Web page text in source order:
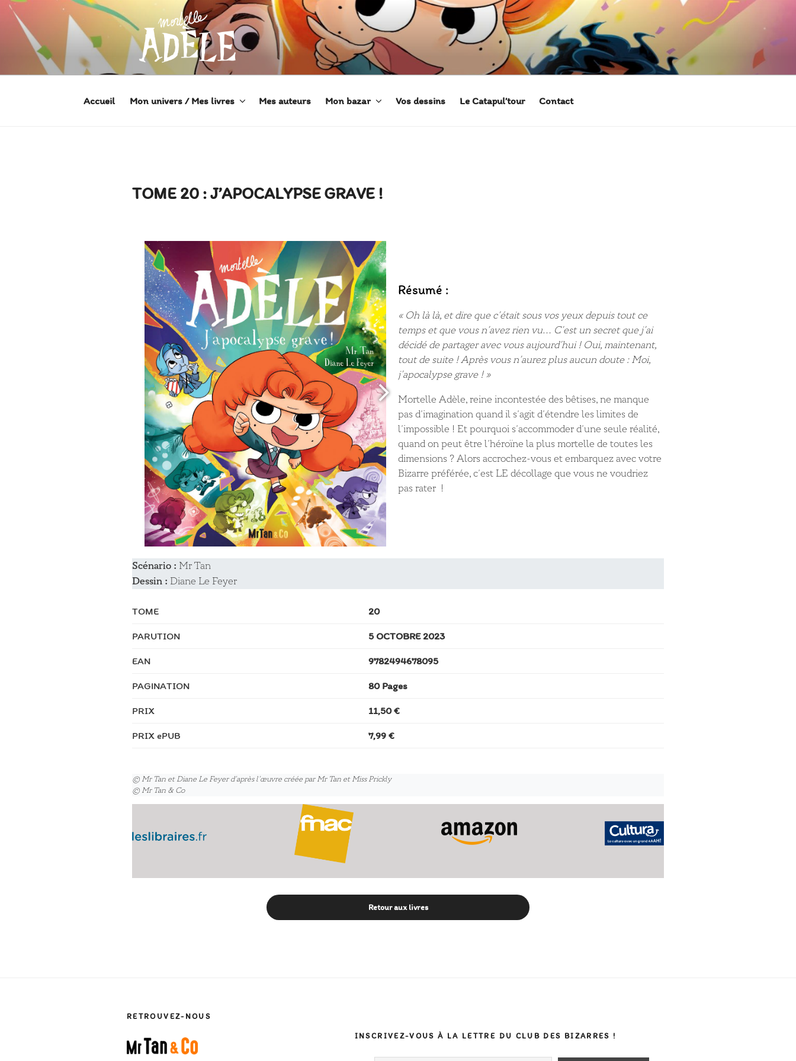
Aller
contenu
principal
Accueil Mon univers / Mes livres Mes auteurs Mon bazar Vos dessins Le Catapul’tour Contact
TOME 20 : J’APOCALYPSE GRAVE !
Résumé :
« Oh là là, et dire que c’était sous vos yeux depuis tout ce
temps et que vous n’avez rien vu… C’est un secret que j’ai
décidé de partager avec vous aujourd’hui ! Oui, maintenant,
tout de suite ! Après vous n’aurez plus aucun doute : Moi,
j’apocalypse grave ! »
Mortelle Adèle, reine incontestée des bêtises, ne manque
pas d’imagination quand il s’agit d’étendre les limites de
l’impossible ! Et pourquoi s’accommoder d’une seule réalité,
quand on peut être l’héroïne la plus mortelle de toutes les
dimensions ? Alors accrochez-vous et embarquez avec votre
Bizarre préférée, c’est LE décollage que vous ne voudriez
pas rater !
Scénario : Mr Tan
Dessin : Diane Le Feyer
TOME 20
PARUTION 5 OCTOBRE 2023
EAN 9782494678095
PAGINATION 80 Pages
PRIX 11,50 €
PRIX ePUB 7,99 €
© Mr Tan et Diane Le Feyer d’après l’œuvre créée par Mr Tan et Miss Prickly
© Mr Tan & Co
Retour aux livres
RETROUVEZ-NOUS
INSCRIVEZ-VOUS À LA LETTRE DU CLUB DES BIZARRES !